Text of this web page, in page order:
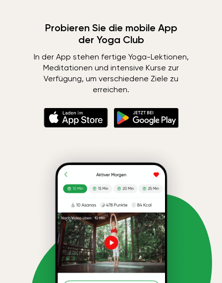
Probieren Sie die mobile App
der Yoga Club
In der App stehen fertige Yoga-Lektionen,
Meditationen und intensive Kurse zur
Verfügung, um verschiedene Ziele zu
erreichen.